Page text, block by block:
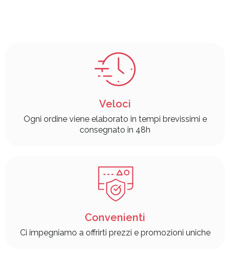
Veloci
Ogni ordine viene elaborato in tempi brevissimi e
consegnato in 48h
Convenienti
Ci impegniamo a offrirti prezzi e promozioni uniche